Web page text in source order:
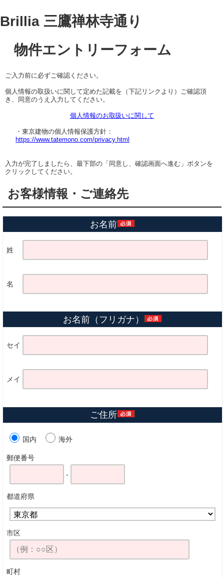
Brillia 三鷹禅林寺通り
物件エントリーフォーム
ご入力前に必ずご確認ください。
個人情報の取扱いに関して定めた記載を（下記リンクより）ご確認頂
き、同意のうえ入力してください。
個人情報のお取扱いに関して
・東京建物の個人情報保護方針：
https://www.tatemono.com/privacy.html
入力が完了しましたら、最下部の「同意し、確認画面へ進む」ボタンを
クリックしてください。
お客様情報・ご連絡先
お名前
姓
名
お名前（フリガナ）
セイ
メイ
ご住所
国内 海外
郵便番号
-
都道府県
市区
町村